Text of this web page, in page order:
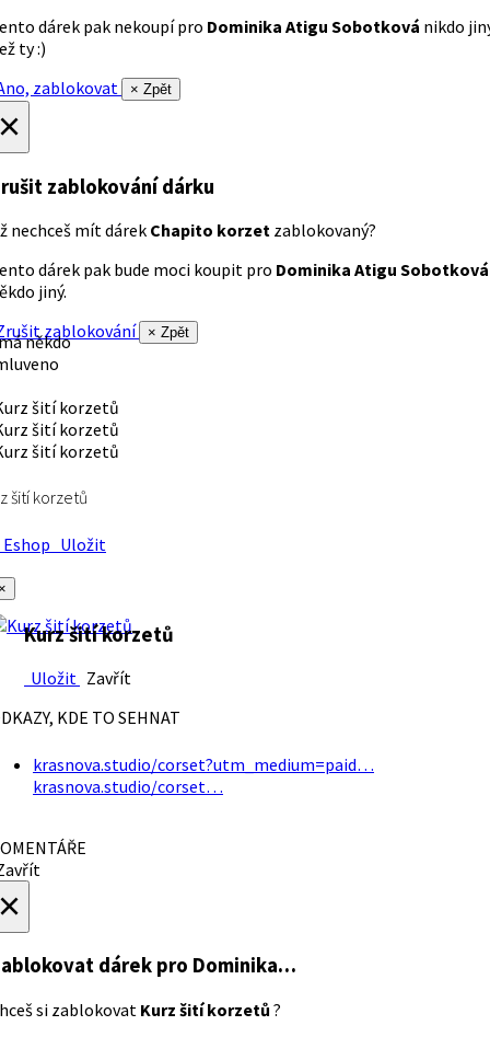
dárek pak nekoupí pro Dominika Atigu Sobotková nikdo
ty :)
zablokovat
× Zpět
zablokování dárku
nechceš mít dárek Chapito korzet zablokovaný?
dárek pak bude moci koupit pro Dominika Atigu Sobotková
jiný.
zablokování
× Zpět
někdo
šití korzetů
Uložit
Kurz šití korzetů
Uložit Zavřít
KDE TO SEHNAT
krasnova.studio/corset?utm_medium=paid…
krasnova.studio/corset…
dárek pro Dominika…
si zablokovat Kurz šití korzetů ?